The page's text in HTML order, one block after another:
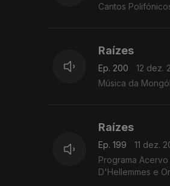
Cantos
Raízes
Ep. 200
12 dez.
Música da
Raízes
Ep. 199
11 dez.
Programa
D'Hellemmes e